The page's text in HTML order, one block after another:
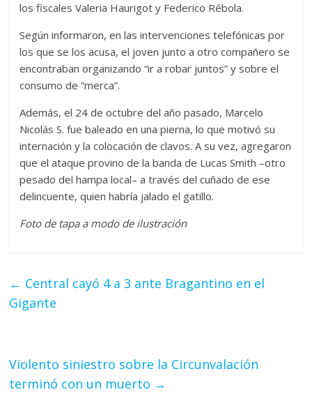
los fiscales Valeria Haurigot y Federico Rébola.
Según informaron, en las intervenciones telefónicas por
los que se los acusa, el joven junto a otro compañero se
encontraban organizando “ir a robar juntos” y sobre el
consumo de “merca”.
Además, el 24 de octubre del año pasado, Marcelo
Nicolás S. fue baleado en una pierna, lo que motivó su
internación y la colocación de clavos. A su vez, agregaron
que el ataque provino de la banda de Lucas Smith –otro
pesado del hampa local– a través del cuñado de ese
delincuente, quien habría jalado el gatillo.
Foto de tapa a modo de ilustración
← Central cayó 4 a 3 ante Bragantino en el
Gigante
Violento siniestro sobre la Circunvalación
terminó con un muerto →